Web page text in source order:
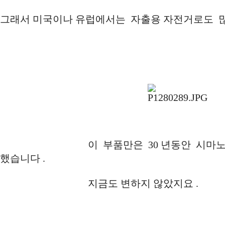
그래서 미국이나 유럽에서는 자출용 자전거로도
이 부품만은 30 년동안 시마노 듀라
했습니다 .
지금도 변하지 않았지요 .